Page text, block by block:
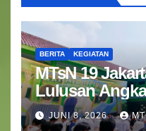
BERITA KEGIATAN
MTsN 19
Lulusan
Doa dan
JUNI 8, 2026